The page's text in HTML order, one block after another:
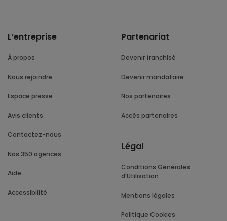
L’entreprise
À propos
Nous rejoindre
Espace presse
Avis clients
Contactez-nous
Nos 350 agences
Aide
Accessibilité
Partenariat
Devenir franchisé
Devenir mandataire
Nos partenaires
Accès partenaires
Légal
Conditions Générales
d'Utilisation
Mentions légales
Politique Cookies